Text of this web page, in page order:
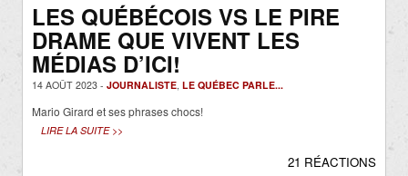
LES QUÉBÉCOIS VS LE PIRE
DRAME QUE VIVENT LES
MÉDIAS D’ICI!
14 AOÛT 2023 - JOURNALISTE, LE QUÉBEC PARLE...
Mario Girard et ses phrases chocs!
LIRE LA SUITE >>
21 RÉACTIONS